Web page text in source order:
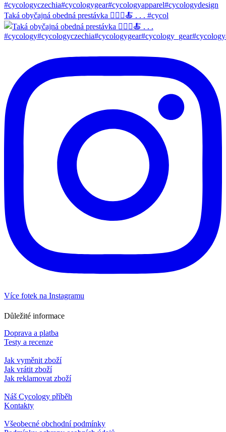
Taká obyčajná obedná prestávka 🚴🏼‍♀️🍝 . . . #cycol
Více fotek na Instagramu
Důležité informace
Doprava a platba
Testy a recenze
Jak vyměnit zboží
Jak vrátit zboží
Jak reklamovat zboží
Náš Cycology příběh
Kontakty
Všeobecné obchodní podmínky